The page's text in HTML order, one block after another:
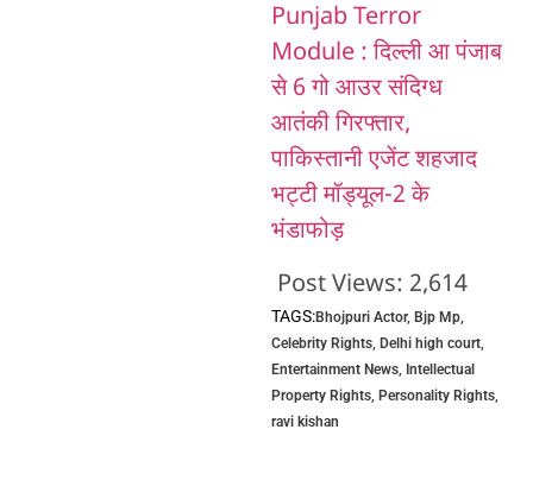
Punjab Terror
Module : दिल्ली आ पंजाब
से 6 गो आउर संदिग्ध
आतंकी गिरफ्तार,
पाकिस्तानी एजेंट शहजाद
भट्टी मॉड्यूल-2 के
भंडाफोड़
Post Views: 2,614
TAGS:Bhojpuri Actor, Bjp Mp,
Celebrity Rights, Delhi high court,
Entertainment News, Intellectual
Property Rights, Personality Rights,
ravi kishan